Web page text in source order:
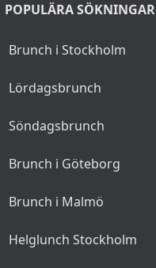
POPULÄRA SÖKNINGAR
Brunch i Stockholm
Lördagsbrunch
Söndagsbrunch
Brunch i Göteborg
Brunch i Malmö
Helglunch Stockholm